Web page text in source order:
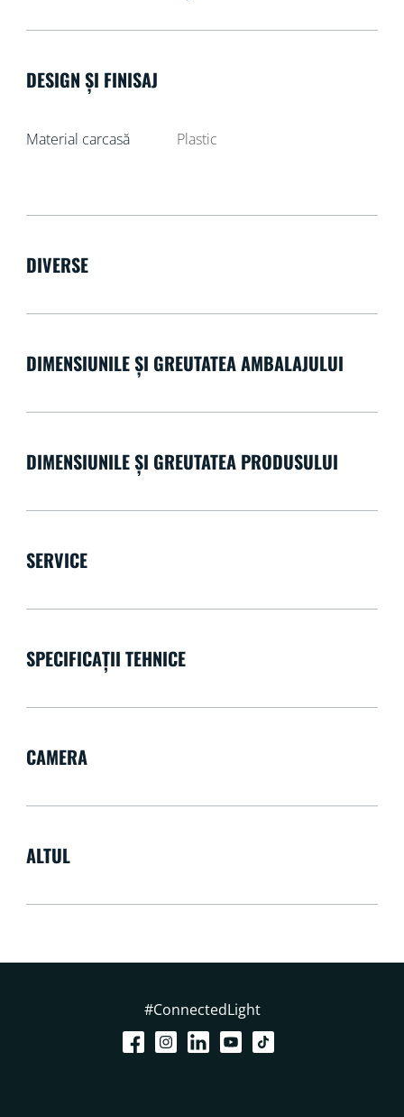
DESIGN ȘI FINISAJ
Material carcasă Plastic
DIVERSE
DIMENSIUNILE ȘI GREUTATEA AMBALAJULUI
DIMENSIUNILE ȘI GREUTATEA PRODUSULUI
SERVICE
SPECIFICAȚII TEHNICE
CAMERA
ALTUL
#ConnectedLight